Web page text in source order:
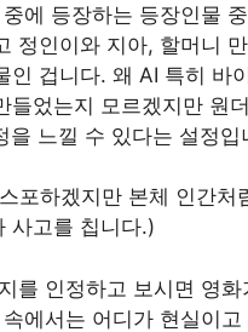
에 등장하는 등장인물
정인이와 지아, 할머니
인 겁니다. 왜 AI 특히 바
들었는지 모르겠지만 원
을 느낄 수 있다는 설정입
포하겠지만 본체 인간처
사고를 칩니다.)
를 인정하고 보시면 영화
에서는 어디가 현실이고